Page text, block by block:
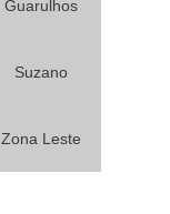
Guarulhos
Suzano
Zona Leste